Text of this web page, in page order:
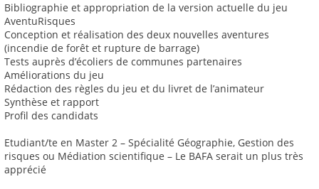
Bibliographie et appropriation de la version actuelle du jeu
AventuRisques
Conception et réalisation des deux nouvelles aventures
(incendie de forêt et rupture de barrage)
Tests auprès d’écoliers de communes partenaires
Améliorations du jeu
Rédaction des règles du jeu et du livret de l’animateur
Synthèse et rapport
Profil des candidats
Etudiant/te en Master 2 – Spécialité Géographie, Gestion des
risques ou Médiation scientifique – Le BAFA serait un plus très
apprécié